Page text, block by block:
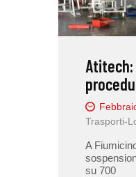
Trasporti-
A
su 700